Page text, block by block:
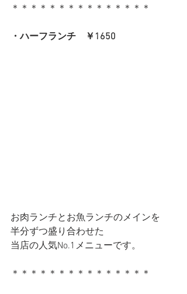
＊＊＊＊＊＊＊＊＊＊＊＊＊＊＊
・ハーフランチ　￥1650
お肉ランチとお魚ランチのメインを
半分ずつ盛り合わせた
当店の人気No.1メニューです。
＊＊＊＊＊＊＊＊＊＊＊＊＊＊＊